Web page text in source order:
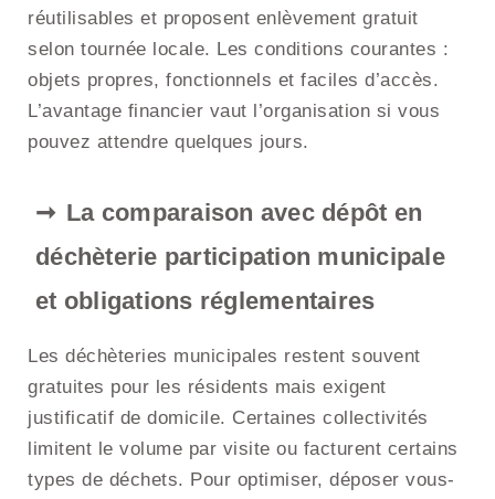
réutilisables et proposent enlèvement gratuit
selon tournée locale. Les conditions courantes :
objets propres, fonctionnels et faciles d’accès.
L’avantage financier vaut l’organisation si vous
pouvez attendre quelques jours.
La comparaison avec dépôt en
déchèterie participation municipale
et obligations réglementaires
Les déchèteries municipales restent souvent
gratuites pour les résidents mais exigent
justificatif de domicile. Certaines collectivités
limitent le volume par visite ou facturent certains
types de déchets. Pour optimiser, déposer vous-